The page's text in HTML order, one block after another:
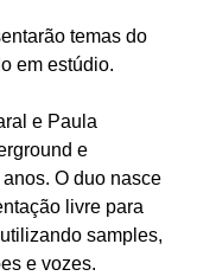
temas do
em estúdio.
e Paula
e
O duo nasce
livre para
samples,
e vozes.